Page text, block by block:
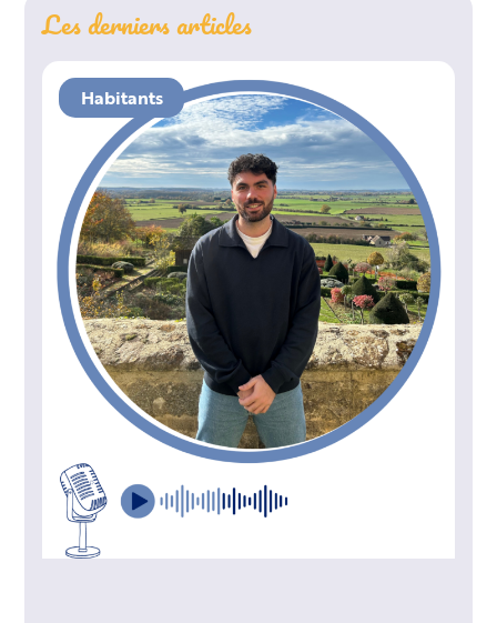
Les derniers articles
Habitants